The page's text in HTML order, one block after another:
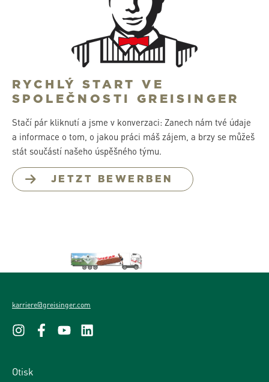
RYCHLÝ START VE
SPOLEČNOSTI GREISINGER
Stačí pár kliknutí a jsme v konverzaci: Zanech nám tvé údaje
a informace o tom, o jakou práci máš zájem, a brzy se můžeš
stát součástí našeho úspěšného týmu.
JETZT BEWERBEN
karriere@greisinger.com
Otisk